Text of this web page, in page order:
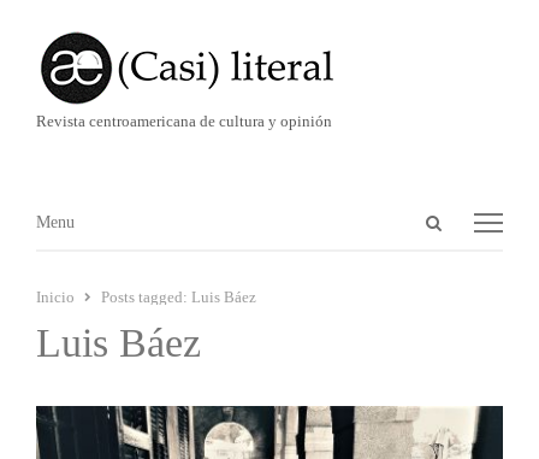
Revista centroamericana de cultura y opinión
Abrir
Menú
Menu
Inicio Posts tagged: Luis Báez
Luis Báez